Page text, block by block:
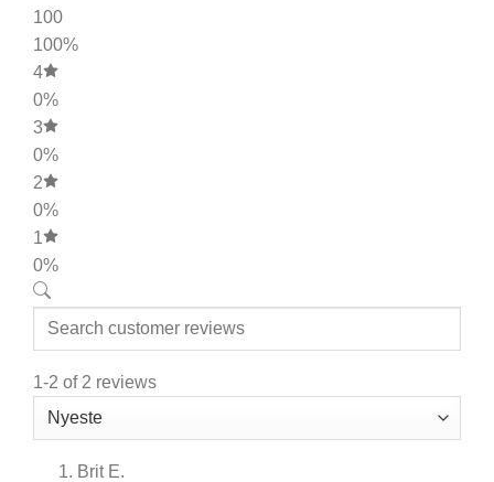
100
100%
4
0%
3
0%
2
0%
1
0%
1-2 of 2 reviews
Brit E.